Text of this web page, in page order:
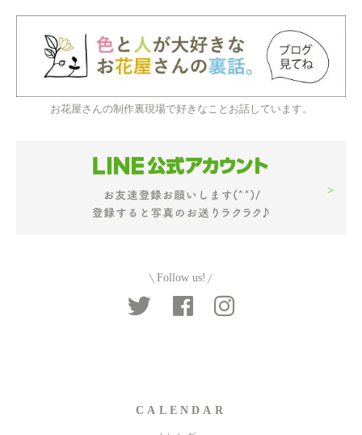
お花屋さんの制作裏現場で好きなことお話しています。
Follow us!
CALENDAR